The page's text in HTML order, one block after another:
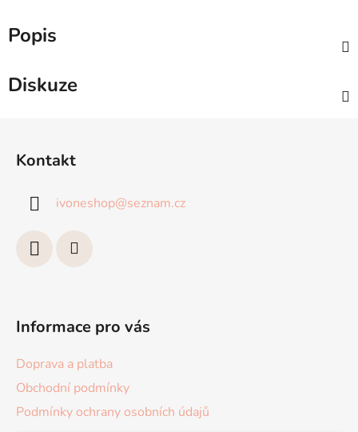
Popis
Diskuze
Kontakt
ivoneshop@seznam.cz
Informace pro vás
Doprava a platba
Obchodní podmínky
Podmínky ochrany osobních údajů